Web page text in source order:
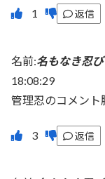
返信
名前:名もなき忍び
18:08:29
管理忍のコメント
返信